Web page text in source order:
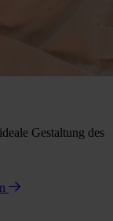
Gestaltung des